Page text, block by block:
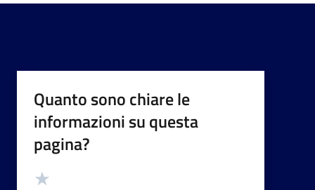
Quanto sono chiare le
informazioni su questa
pagina?
Valutazione